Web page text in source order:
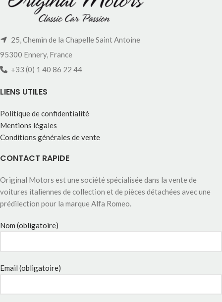
25, Chemin de la Chapelle Saint Antoine
95300 Ennery, France
+33 (0) 1 40 86 22 44
LIENS UTILES
Politique de confidentialité
Mentions légales
Conditions générales de vente
CONTACT RAPIDE
Original Motors est une société spécialisée dans la vente de
voitures italiennes de collection et de pièces détachées avec une
prédilection pour la marque Alfa Romeo.
Nom (obligatoire)
Email (obligatoire)